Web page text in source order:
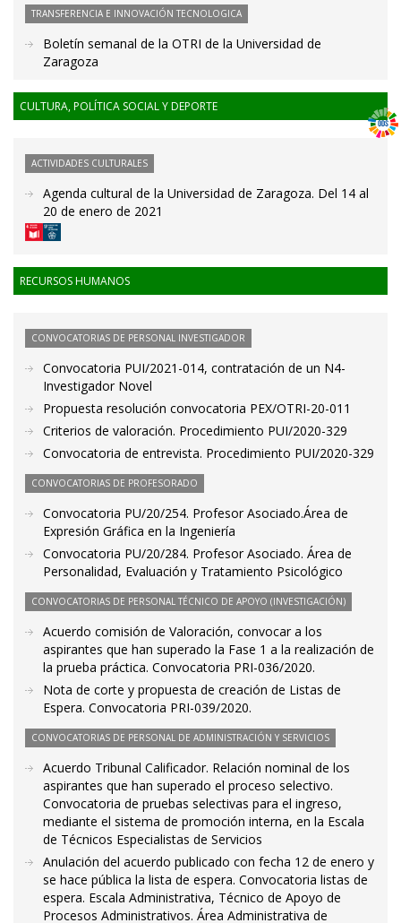
TRANSFERENCIA E INNOVACIÓN TECNOLOGICA
Boletín semanal de la OTRI de la Universidad de
Zaragoza
CULTURA, POLÍTICA SOCIAL Y DEPORTE
ACTIVIDADES CULTURALES
Agenda cultural de la Universidad de Zaragoza. Del 14 al
20 de enero de 2021
RECURSOS HUMANOS
CONVOCATORIAS DE PERSONAL INVESTIGADOR
Convocatoria PUI/2021-014, contratación de un N4-
Investigador Novel
Propuesta resolución convocatoria PEX/OTRI-20-011
Criterios de valoración. Procedimiento PUI/2020-329
Convocatoria de entrevista. Procedimiento PUI/2020-329
CONVOCATORIAS DE PROFESORADO
Convocatoria PU/20/254. Profesor Asociado.Área de
Expresión Gráfica en la Ingeniería
Convocatoria PU/20/284. Profesor Asociado. Área de
Personalidad, Evaluación y Tratamiento Psicológico
CONVOCATORIAS DE PERSONAL TÉCNICO DE APOYO (INVESTIGACIÓN)
Acuerdo comisión de Valoración, convocar a los
aspirantes que han superado la Fase 1 a la realización de
la prueba práctica. Convocatoria PRI-036/2020.
Nota de corte y propuesta de creación de Listas de
Espera. Convocatoria PRI-039/2020.
CONVOCATORIAS DE PERSONAL DE ADMINISTRACIÓN Y SERVICIOS
Acuerdo Tribunal Calificador. Relación nominal de los
aspirantes que han superado el proceso selectivo.
Convocatoria de pruebas selectivas para el ingreso,
mediante el sistema de promoción interna, en la Escala
de Técnicos Especialistas de Servicios
Anulación del acuerdo publicado con fecha 12 de enero y
se hace pública la lista de espera. Convocatoria listas de
espera. Escala Administrativa, Técnico de Apoyo de
Procesos Administrativos. Área Administrativa de